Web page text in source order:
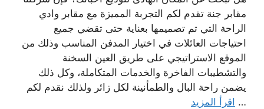
مقابر جنة تقدم لكم التجربة المميزة مع مقابر وادي
الراحة التي تم تصميمها بعناية حتى تقضي جميع
احتياجات العائلات في اختيار المدفن المناسب وذلك من
الموقع الاستراتيجي على طريق العين السخنة
والتشطيبات الفاخرة والخدمات المتكاملة، وكل ذلك
يضمن راحة البال والطمأنينة لكل زائر ولذلك نقدم لكم
… اقرأ المزيد